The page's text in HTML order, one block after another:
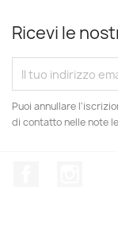
Ricevi le
Puoi annullare
di contatto nelle note